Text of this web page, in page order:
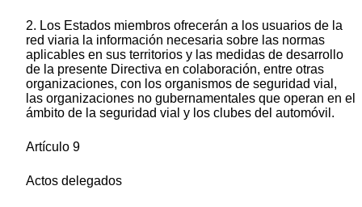
2. Los Estados miembros ofrecerán a los usuarios de la
red viaria la información necesaria sobre las normas
aplicables en sus territorios y las medidas de desarrollo
de la presente Directiva en colaboración, entre otras
organizaciones, con los organismos de seguridad vial,
las organizaciones no gubernamentales que operan en el
ámbito de la seguridad vial y los clubes del automóvil.
Artículo 9
Actos delegados